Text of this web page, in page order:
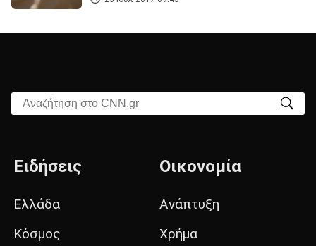
Αναζήτηση στο CNN.gr
Ειδήσεις
Ελλάδα
Κόσμος
Οικονομία
Ανάπτυξη
Χρήμα